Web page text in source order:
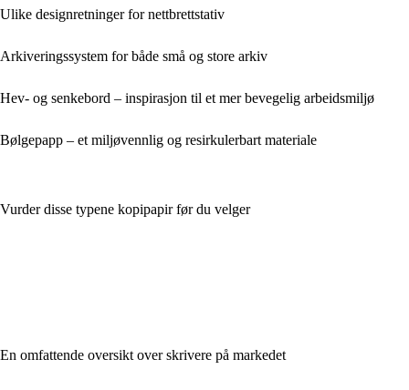
Ulike designretninger for nettbrettstativ
Arkiveringssystem for både små og store arkiv
Hev- og senkebord – inspirasjon til et mer bevegelig arbeidsmiljø
Bølgepapp – et miljøvennlig og resirkulerbart materiale
Vurder disse typene kopipapir før du velger
En omfattende oversikt over skrivere på markedet